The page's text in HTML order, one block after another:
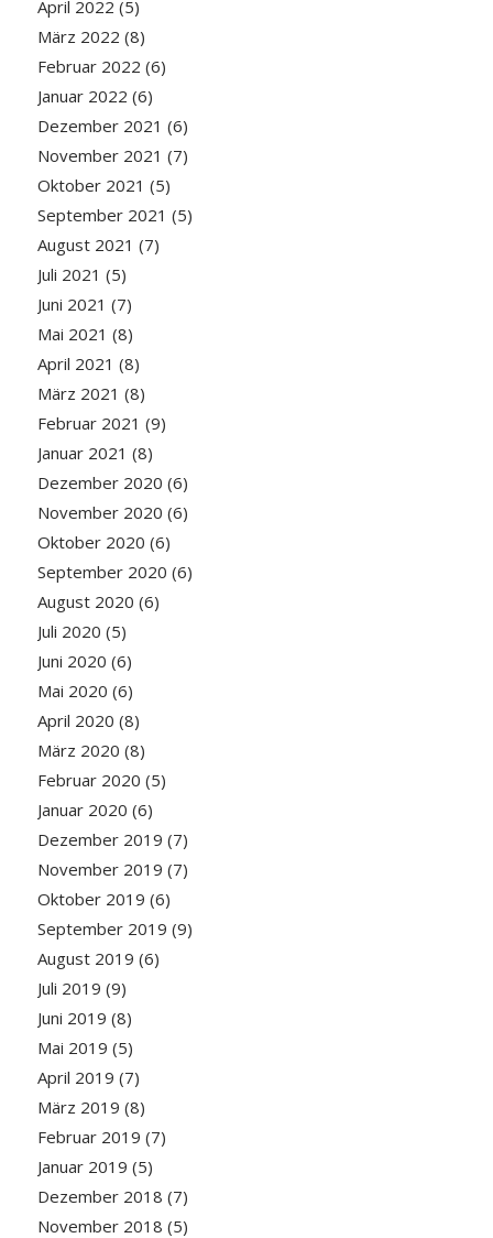
April 2022 (5)
März 2022 (8)
Februar 2022 (6)
Januar 2022 (6)
Dezember 2021 (6)
November 2021 (7)
Oktober 2021 (5)
September 2021 (5)
August 2021 (7)
Juli 2021 (5)
Juni 2021 (7)
Mai 2021 (8)
April 2021 (8)
März 2021 (8)
Februar 2021 (9)
Januar 2021 (8)
Dezember 2020 (6)
November 2020 (6)
Oktober 2020 (6)
September 2020 (6)
August 2020 (6)
Juli 2020 (5)
Juni 2020 (6)
Mai 2020 (6)
April 2020 (8)
März 2020 (8)
Februar 2020 (5)
Januar 2020 (6)
Dezember 2019 (7)
November 2019 (7)
Oktober 2019 (6)
September 2019 (9)
August 2019 (6)
Juli 2019 (9)
Juni 2019 (8)
Mai 2019 (5)
April 2019 (7)
März 2019 (8)
Februar 2019 (7)
Januar 2019 (5)
Dezember 2018 (7)
November 2018 (5)